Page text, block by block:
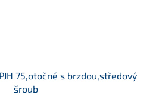
75,otočné s brzdou,středový
šroub